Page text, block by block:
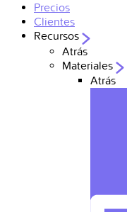
Precios
Clientes
Recursos
Atrás
Materiales
Atrás